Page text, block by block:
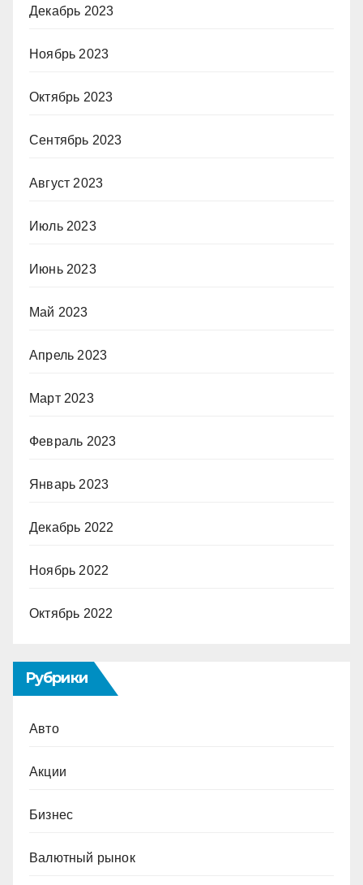
Декабрь 2023
Ноябрь 2023
Октябрь 2023
Сентябрь 2023
Август 2023
Июль 2023
Июнь 2023
Май 2023
Апрель 2023
Март 2023
Февраль 2023
Январь 2023
Декабрь 2022
Ноябрь 2022
Октябрь 2022
Рубрики
Авто
Акции
Бизнес
Валютный рынок